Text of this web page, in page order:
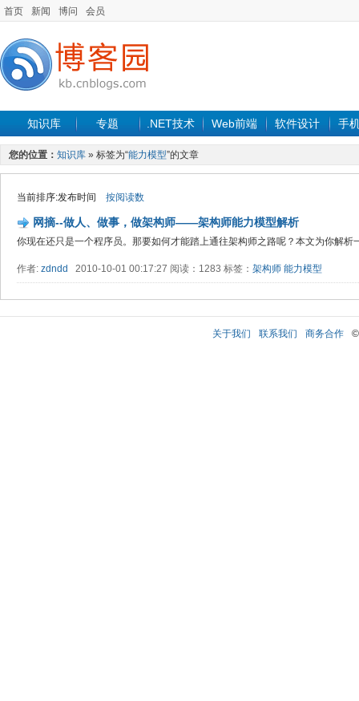
首页 新闻 博问 会员
知识库 专题 .NET技术 Web前端 软件设计 手
您的位置： 知识库 » 标签为“能力模型”的文章
当前排序:发布时间 按阅读数
网摘--做人、做事，做架构师——架构师能力模型解析
你现在还只是一个程序员。那要如何才能踏上通往架构师之路呢？本文为你解析
作者: zdndd 2010-10-01 00:17:27 阅读：1283 标签： 架构师 能力模型
关于我们 联系我们 商务合作